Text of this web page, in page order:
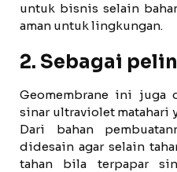
untuk bisnis selain
aman untuk lingkungan.
2. Sebagai
Geomembrane ini juga
sinar ultraviolet matahari
Dari bahan
didesain agar selain
tahan bila terpapar